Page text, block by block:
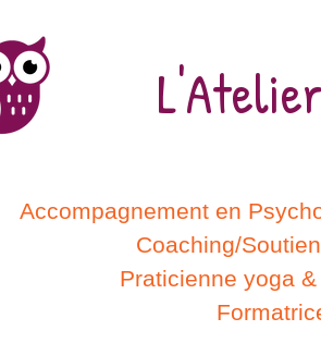
Accompagnement en
Coaching/
Praticienne yoga